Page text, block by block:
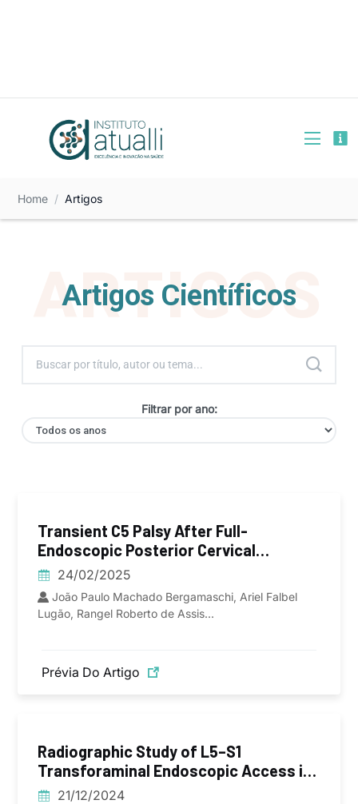
Home Artigos
Artigos Científicos
Filtrar por ano:
Transient C5 Palsy After Full-
Endoscopic Posterior Cervical
Foraminotomy
24/02/2025
João Paulo Machado Bergamaschi, Ariel Falbel
Lugão, Rangel Roberto de Assis...
Prévia Do Artigo
Radiographic Study of L5–S1
Transforaminal Endoscopic Access in
a Sample from the Brazilian Population
21/12/2024